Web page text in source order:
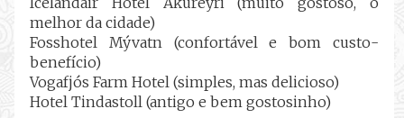
melhor da cidade)
Fosshotel Mývatn (confortável e bom custo-
benefício)
Vogafjós Farm Hotel (simples, mas delicioso)
Hotel Tindastoll (antigo e bem gostosinho)